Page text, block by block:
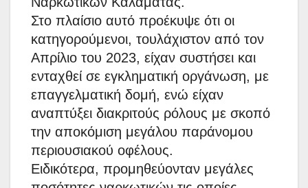
Στο πλαίσιο αυτό προέκυψε ότι οι
κατηγορούμενοι, τουλάχιστον από τον
Απρίλιο του 2023, είχαν συστήσει και
ενταχθεί σε εγκληματική οργάνωση, με
επαγγελματική δομή, ενώ είχαν
αναπτύξει διακριτούς ρόλους με σκοπό
την αποκόμιση μεγάλου παράνομου
περιουσιακού οφέλους.
Ειδικότερα, προμηθεύονταν μεγάλες